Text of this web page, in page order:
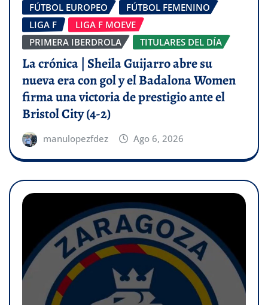
FÚTBOL EUROPEO
FÚTBOL FEMENINO
LIGA F
LIGA F MOEVE
PRIMERA IBERDROLA
TITULARES DEL DÍA
La crónica | Sheila Guijarro abre su
nueva era con gol y el Badalona Women
firma una victoria de prestigio ante el
Bristol City (4-2)
manulopezfdez Ago 6, 2026